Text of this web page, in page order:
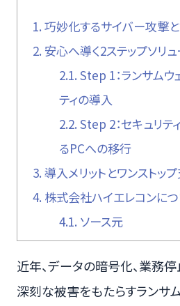
1. 巧妙化するサイバー攻撃
2. 安心へ導く2ステップソリ
2.1. Step 1：ランサムウ
ティの導入
2.2. Step 2：セキュリ
るPCへの移行
3. 導入メリットとワンストッ
4. 株式会社ハイエレコンに
4.1. ソース元
近年、データの暗号化、業務
深刻な被害をもたらすランサ